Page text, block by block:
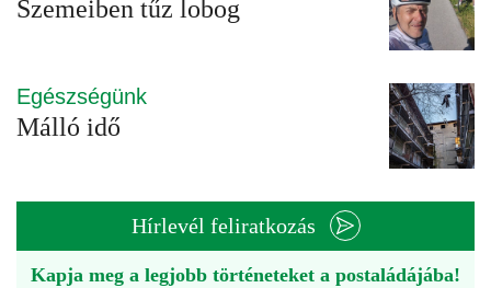
Szemeiben tűz lobog
Egészségünk
Málló idő
Hírlevél feliratkozás
Kapja meg a legjobb történeteket a postaládájába!